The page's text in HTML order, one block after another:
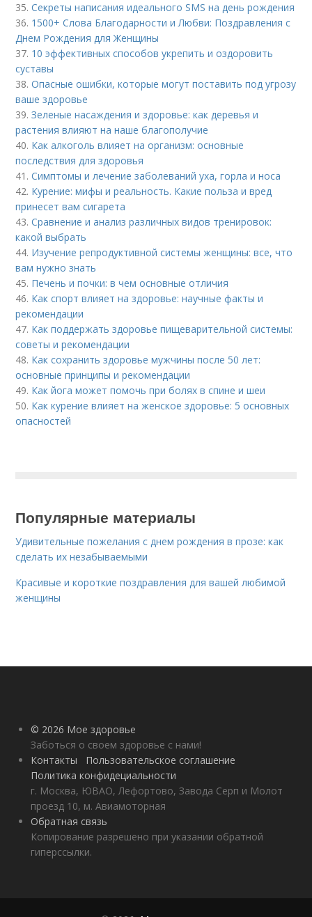
35.Секреты написания идеального SMS на день рождения
36. 1500+ Слова Благодарности и Любви: Поздравления с
Днем Рождения для Женщины
37. 10 эффективных способов укрепить и оздоровить
суставы
38.Опасные ошибки, которые могут поставить под угрозу
ваше здоровье
39.Зеленые насаждения и здоровье: как деревья и
растения влияют на наше благополучие
40. Как алкоголь влияет на организм: основные
последствия для здоровья
41.Симптомы и лечение заболеваний уха, горла и носа
42. Курение: мифы и реальность. Какие польза и вред
принесет вам сигарета
43.Сравнение и анализ различных видов тренировок:
какой выбрать
44. Изучение репродуктивной системы женщины: все, что
вам нужно знать
45. Печень и почки: в чем основные отличия
46. Как спорт влияет на здоровье: научные факты и
рекомендации
47. Как поддержать здоровье пищеварительной системы:
советы и рекомендации
48. Как сохранить здоровье мужчины после 50 лет:
основные принципы и рекомендации
49. Как йога может помочь при болях в спине и шеи
50. Как курение влияет на женское здоровье: 5 основных
опасностей
Популярные материалы
Удивительные пожелания с днем рождения в прозе: как
сделать их незабываемыми
Красивые и короткие поздравления для вашей любимой
женщины
© 2026 Мое здоровье
Заботься о своем здоровье с нами!
Контакты
Пользовательское соглашение
Политика конфидециальности
г. Москва, ЮВАО, Лефортово, Завода Серп и Молот
проезд 10, м. Авиамоторная
Обратная связь
Копирование разрешено при указании обратной
гиперссылки.